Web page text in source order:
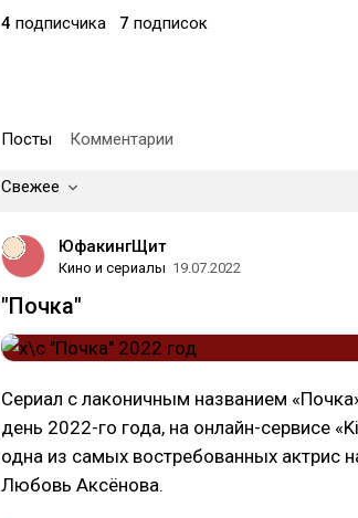
4 подписчика 7 подписок
Посты Комментарии
Свежее
ЮфакингЩит
Кино и сериалы 19.07.2022
"Почка"
Сериал с лаконичным названием
день 2022-го года, на онлайн-сервисе
одна из самых востребованных актрис
Любовь Аксёнова.